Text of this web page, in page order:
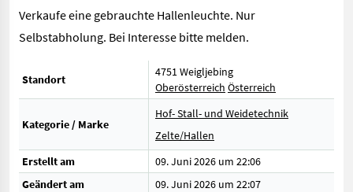
Verkaufe eine gebrauchte Hallenleuchte. Nur
Selbstabholung. Bei Interesse bitte melden.
Standort
4751 Weigljebing
Oberösterreich Österreich
Kategorie / Marke
Hof- Stall- und Weidetechnik
Zelte/Hallen
Erstellt am
09. Juni 2026 um 22:06
Geändert am
09. Juni 2026 um 22:07